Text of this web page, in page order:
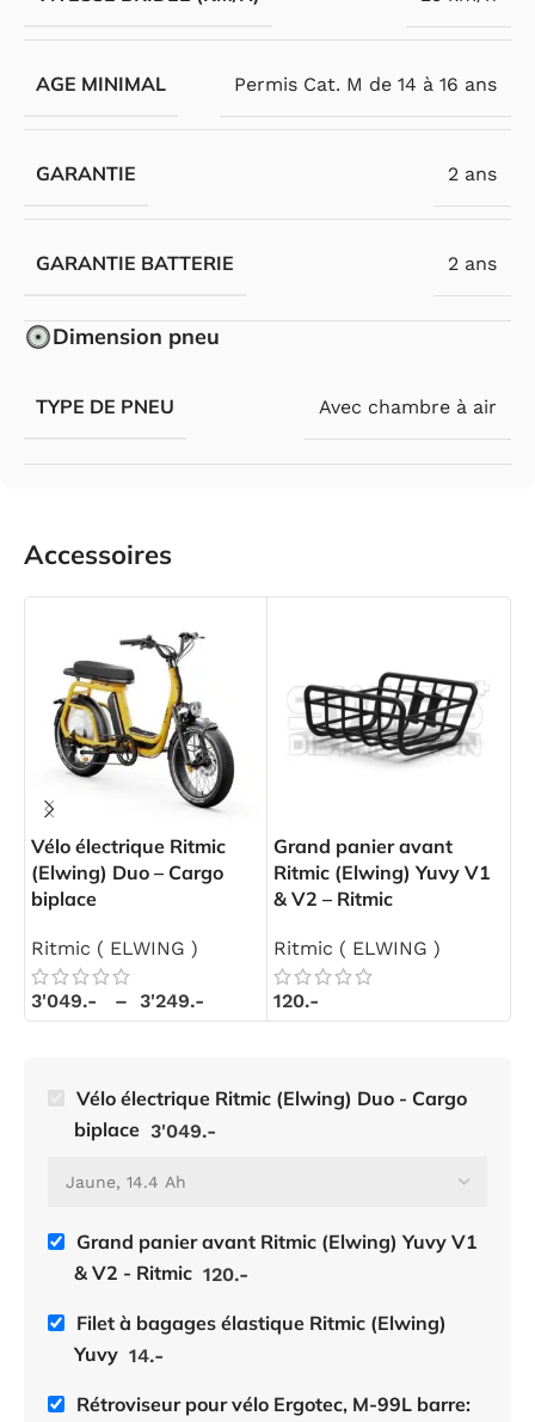
AGE MINIMAL Permis Cat. M de 14 à 16 ans
GARANTIE 2 ans
GARANTIE BATTERIE 2 ans
Dimension pneu
TYPE DE PNEU Avec chambre à air
Accessoires
Vélo électrique Ritmic
(Elwing) Duo – Cargo
biplace
Ritmic ( ELWING )
3'049.- – 3'249.-
Grand panier avant
Ritmic (Elwing) Yuvy V1
& V2 – Ritmic
Ritmic ( ELWING )
120.-
Vélo électrique Ritmic (Elwing) Duo - Cargo
biplace 3'049.-
Grand panier avant Ritmic (Elwing) Yuvy V1
& V2 - Ritmic 120.-
Filet à bagages élastique Ritmic (Elwing)
Yuvy 14.-
Rétroviseur pour vélo Ergotec, M-99L barre: